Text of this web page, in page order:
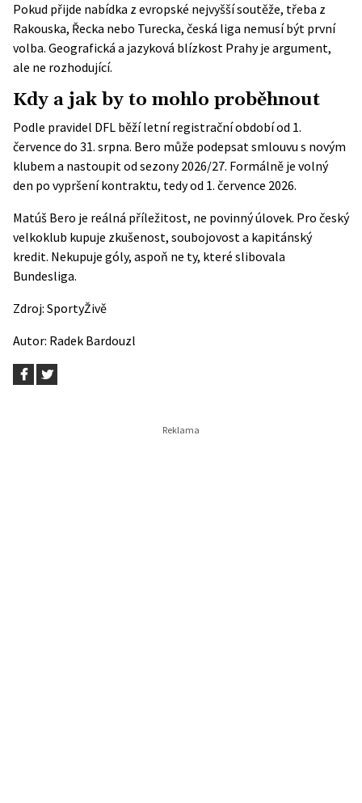
Pokud přijde nabídka z evropské nejvyšší soutěže, třeba z
Rakouska, Řecka nebo Turecka, česká liga nemusí být první
volba. Geografická a jazyková blízkost Prahy je argument,
ale ne rozhodující.
Kdy a jak by to mohlo proběhnout
Podle pravidel DFL běží letní registrační období od 1.
července do 31. srpna. Bero může podepsat smlouvu s novým
klubem a nastoupit od sezony 2026/27. Formálně je volný
den po vypršení kontraktu, tedy od 1. července 2026.
Matúš Bero je reálná příležitost, ne povinný úlovek. Pro český
velkoklub kupuje zkušenost, soubojovost a kapitánský
kredit. Nekupuje góly, aspoň ne ty, které slibovala
Bundesliga.
Zdroj: SportyŽivě
Autor: Radek Bardouzl